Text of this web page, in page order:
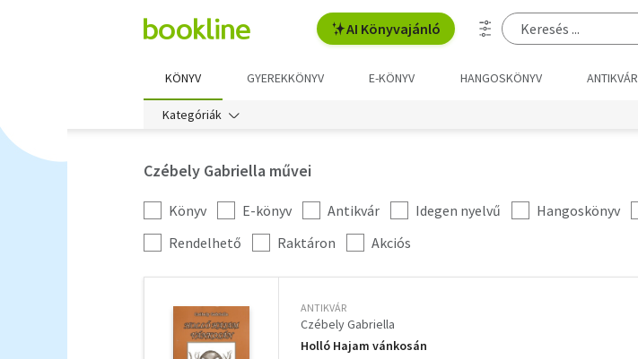
AI Könyvajánló
KÖNYV GYEREKKÖNYV E-KÖNYV HANGOSKÖNYV ANTIKVÁR
Kategóriák
Czébely Gabriella művei
Kategória
szűrés
Könyv E-könyv Antikvár Idegen nyelvű Hangoskönyv
További
szűrők
Rendelhető Raktáron Akciós
ANTIKVÁR
Czébely Gabriella
Holló Hajam vánkosán